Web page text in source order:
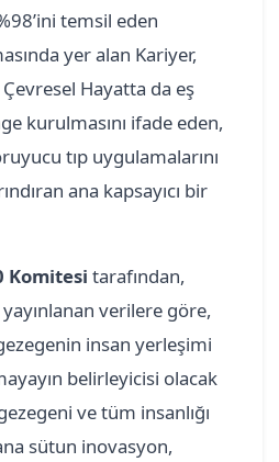
temsil eden
yer alan Kariyer,
Hayatta da eş
kurulmasını ifade eden,
tıp uygulamalarını
ana kapsayıcı bir
Komitesi tarafından,
verilere göre,
insan yerleşimi
belirleyicisi olacak
ve tüm insanlığı
sütun inovasyon,